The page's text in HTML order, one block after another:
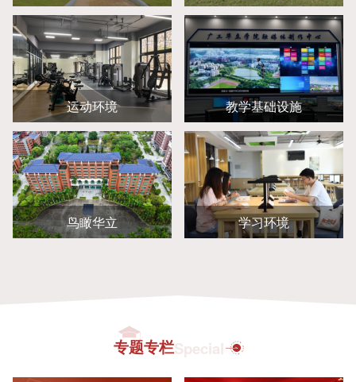
运动环境 教学基础设施
鸟瞰华立 学习环境
专题专栏Special